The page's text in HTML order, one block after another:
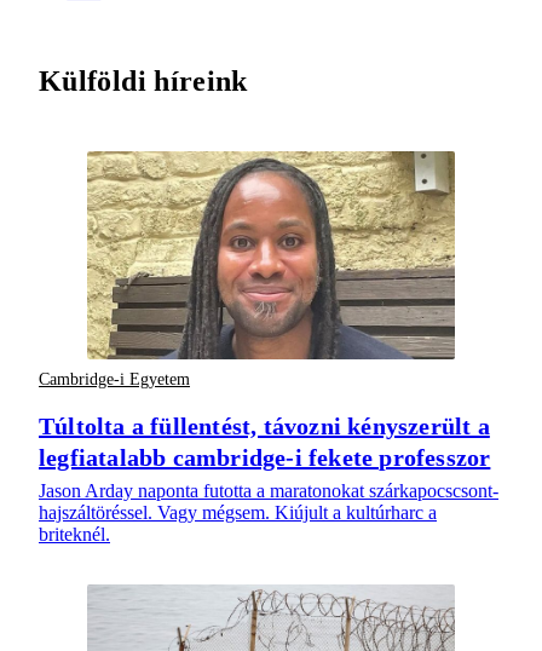
Külföldi híreink
Cambridge-i Egyetem
Túltolta a füllentést, távozni kényszerült a
legfiatalabb cambridge-i fekete professzor
Jason Arday naponta futotta a maratonokat szárkapocscsont-
hajszáltöréssel. Vagy mégsem. Kiújult a kultúrharc a
briteknél.